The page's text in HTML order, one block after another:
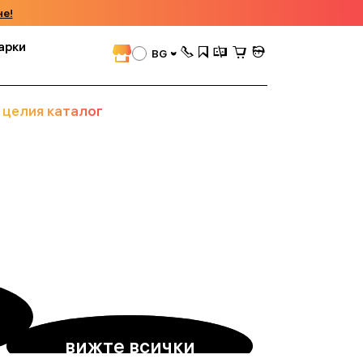
BG
каталог
вижте всички